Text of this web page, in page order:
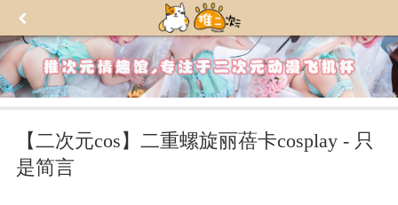
【二次元cos】二重螺旋丽蓓卡cosplay - 只
是简言